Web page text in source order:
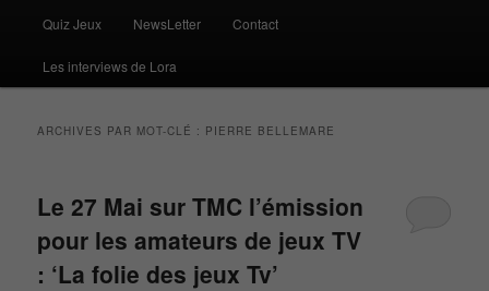
Quiz Jeux NewsLetter Contact
Les interviews de Lora
ARCHIVES PAR MOT-CLÉ : PIERRE BELLEMARE
Le 27 Mai sur TMC l’émission
pour les amateurs de jeux TV
: ‘La folie des jeux Tv’